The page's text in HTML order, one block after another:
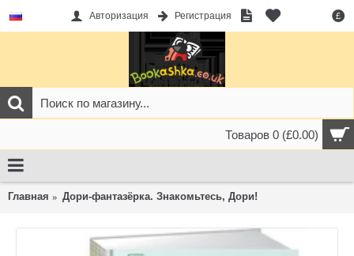
£
Авторизация Регистрация
Товаров 0 (£0.00)
Главная Дори-фантазёрка. Знакомьтесь, Дори!